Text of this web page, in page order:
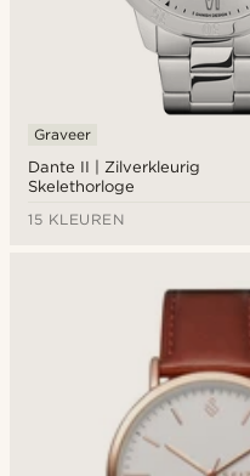
Dante II | Zilverkleurig
Skelethorloge
Graveer
15 KLEUREN